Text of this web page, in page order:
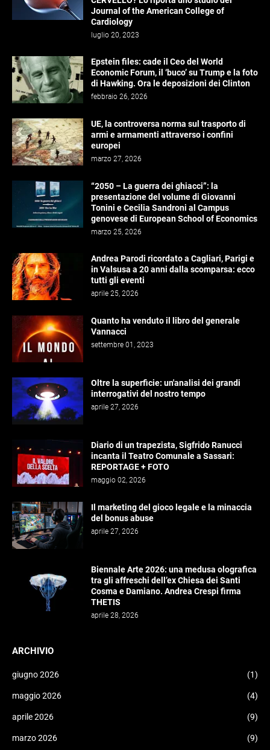
Journal of the American College of
Cardiology
luglio 20, 2023
Epstein files: cade il Ceo del World
Economic Forum, il ‘buco’ su Trump e la foto
di Hawking. Ora le deposizioni dei Clinton
febbraio 26, 2026
UE, la controversa norma sul trasporto di
armi e armamenti attraverso i confini
europei
marzo 27, 2026
“2050 – La guerra dei ghiacci”: la
presentazione del volume di Giovanni
Tonini e Cecilia Sandroni al Campus
genovese di European School of Economics
marzo 25, 2026
Andrea Parodi ricordato a Cagliari, Parigi e
in Valsusa a 20 anni dalla scomparsa: ecco
tutti gli eventi
aprile 25, 2026
Quanto ha venduto il libro del generale
Vannacci
settembre 01, 2023
Oltre la superficie: un'analisi dei grandi
interrogativi del nostro tempo
aprile 27, 2026
Diario di un trapezista, Sigfrido Ranucci
incanta il Teatro Comunale a Sassari:
REPORTAGE + FOTO
maggio 02, 2026
Il marketing del gioco legale e la minaccia
del bonus abuse
aprile 27, 2026
Biennale Arte 2026: una medusa olografica
tra gli affreschi dell’ex Chiesa dei Santi
Cosma e Damiano. Andrea Crespi firma
THETIS
aprile 28, 2026
ARCHIVIO
giugno 2026 (1)
maggio 2026 (4)
aprile 2026 (9)
marzo 2026 (9)